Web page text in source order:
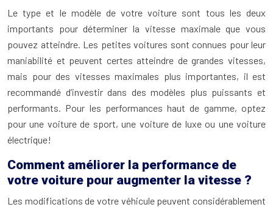
Le type et le modèle de votre voiture sont tous les deux
importants pour déterminer la vitesse maximale que vous
pouvez atteindre. Les petites voitures sont connues pour leur
maniabilité et peuvent certes atteindre de grandes vitesses,
mais pour des vitesses maximales plus importantes, il est
recommandé d’investir dans des modèles plus puissants et
performants. Pour les performances haut de gamme, optez
pour une voiture de sport, une voiture de luxe ou une voiture
électrique!
Comment améliorer la performance de
votre voiture pour augmenter la vitesse ?
Les modifications de votre véhicule peuvent considérablement